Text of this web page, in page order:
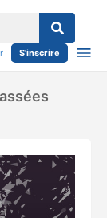
S'inscrire